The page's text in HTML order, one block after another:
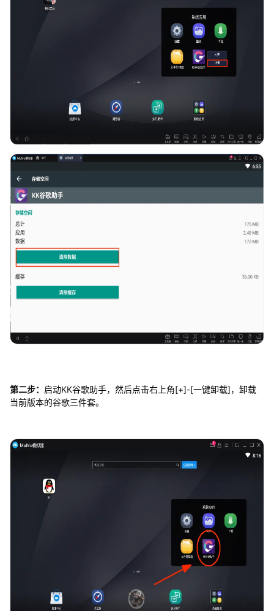
第二步： 启动KK谷歌助手，然后点击右上角[+]-[一键卸载]，卸载
当前版本的谷歌三件套。